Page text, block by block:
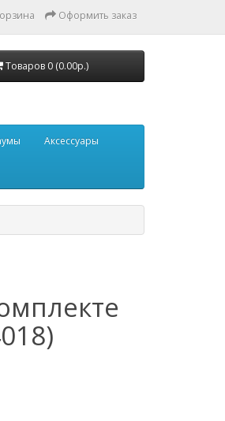
Оформить заказ
Товаров 0 (0.00р.)
Аксессуары